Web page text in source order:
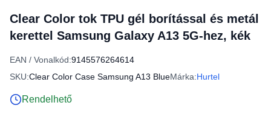
Clear Color tok TPU gél borítással és metál
kerettel Samsung Galaxy A13 5G-hez, kék
EAN / Vonalkód:9145576264614
SKU:Clear Color Case Samsung A13 BlueMárka:Hurtel
Rendelhető